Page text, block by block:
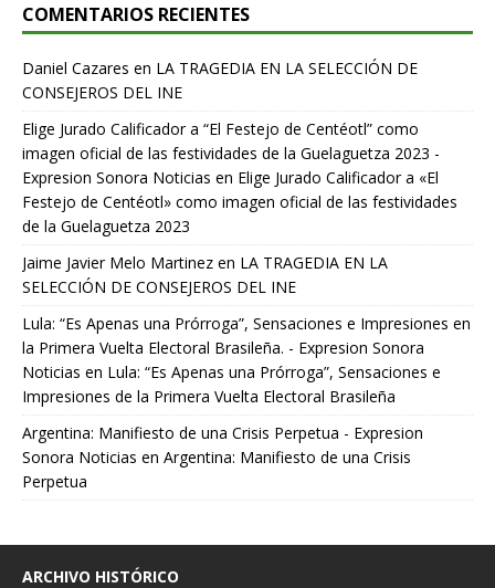
COMENTARIOS RECIENTES
Daniel Cazares en LA TRAGEDIA EN LA SELECCIÓN DE
CONSEJEROS DEL INE
Elige Jurado Calificador a “El Festejo de Centéotl” como
imagen oficial de las festividades de la Guelaguetza 2023 -
Expresion Sonora Noticias en Elige Jurado Calificador a «El
Festejo de Centéotl» como imagen oficial de las festividades
de la Guelaguetza 2023
Jaime Javier Melo Martinez en LA TRAGEDIA EN LA
SELECCIÓN DE CONSEJEROS DEL INE
Lula: “Es Apenas una Prórroga”, Sensaciones e Impresiones en
la Primera Vuelta Electoral Brasileña. - Expresion Sonora
Noticias en Lula: “Es Apenas una Prórroga”, Sensaciones e
Impresiones de la Primera Vuelta Electoral Brasileña
Argentina: Manifiesto de una Crisis Perpetua - Expresion
Sonora Noticias en Argentina: Manifiesto de una Crisis
Perpetua
ARCHIVO HISTÓRICO